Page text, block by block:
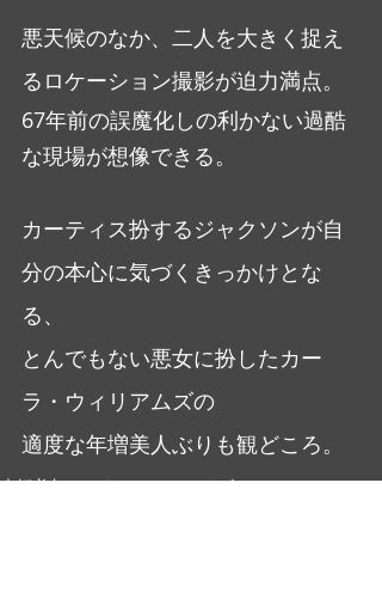
悪天候のなか、二人を大きく捉え
るロケーション撮影が迫力満点。
67年前の誤魔化しの利かない過酷
な現場が想像できる。
カーティス扮するジャクソンが自
分の本心に気づくきっかけとな
る、
とんでもない悪女に扮したカー
ラ・ウィリアムズの
適度な年増美人ぶりも観どころ。
大橋美加のシネマフル・デイズ